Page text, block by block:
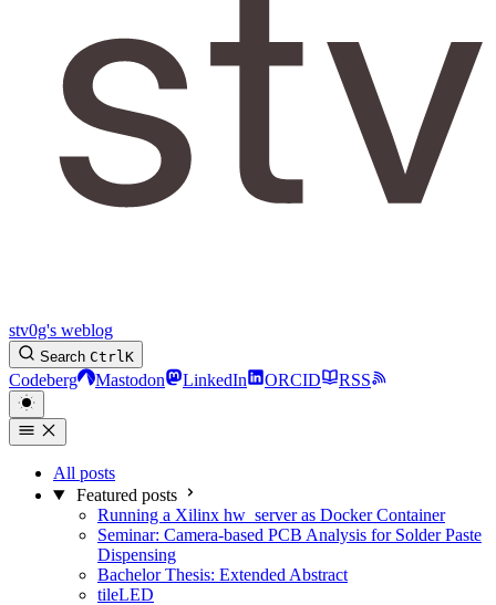
stv0g's weblog
Search CtrlK
Codeberg Mastodon LinkedIn ORCID RSS
All posts
Featured posts
Running a Xilinx hw_server as Docker Container
Seminar: Camera-based PCB Analysis for Solder Paste
Dispensing
Bachelor Thesis: Extended Abstract
tileLED